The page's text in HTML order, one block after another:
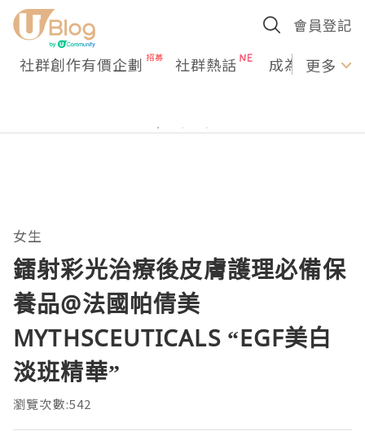
會員登記
社群創作有價企劃 社群熱話 成為U更多
女生
鐳射彩光治療後皮膚護理必備保
養品@法國帕倩美
MYTHSCEUTICALS “EGF美白
淡班精華”
瀏覽次數:542